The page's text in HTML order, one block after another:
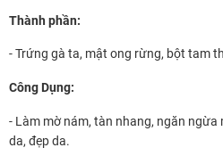
Thành phần:
- Trứng gà ta, mật ong rừng, bột tam
Công Dụng:
- Làm mờ nám, tàn nhang, ngăn ngừa
da, đẹp da.